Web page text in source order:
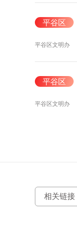
平谷区
平谷区文明办
平谷区
平谷区文明办